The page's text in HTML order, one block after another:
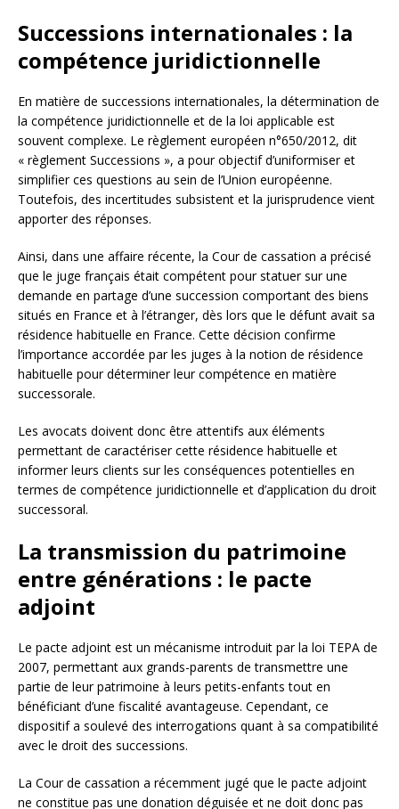
Successions internationales : la
compétence juridictionnelle
En matière de successions internationales, la détermination de
la compétence juridictionnelle et de la loi applicable est
souvent complexe. Le règlement européen n°650/2012, dit
« règlement Successions », a pour objectif d’uniformiser et
simplifier ces questions au sein de l’Union européenne.
Toutefois, des incertitudes subsistent et la jurisprudence vient
apporter des réponses.
Ainsi, dans une affaire récente, la Cour de cassation a précisé
que le juge français était compétent pour statuer sur une
demande en partage d’une succession comportant des biens
situés en France et à l’étranger, dès lors que le défunt avait sa
résidence habituelle en France. Cette décision confirme
l’importance accordée par les juges à la notion de résidence
habituelle pour déterminer leur compétence en matière
successorale.
Les avocats doivent donc être attentifs aux éléments
permettant de caractériser cette résidence habituelle et
informer leurs clients sur les conséquences potentielles en
termes de compétence juridictionnelle et d’application du droit
successoral.
La transmission du patrimoine
entre générations : le pacte
adjoint
Le pacte adjoint est un mécanisme introduit par la loi TEPA de
2007, permettant aux grands-parents de transmettre une
partie de leur patrimoine à leurs petits-enfants tout en
bénéficiant d’une fiscalité avantageuse. Cependant, ce
dispositif a soulevé des interrogations quant à sa compatibilité
avec le droit des successions.
La Cour de cassation a récemment jugé que le pacte adjoint
ne constitue pas une donation déguisée et ne doit donc pas